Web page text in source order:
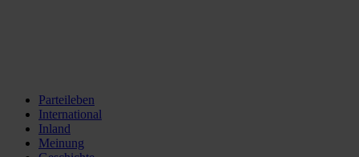
Parteileben
International
Inland
Meinung